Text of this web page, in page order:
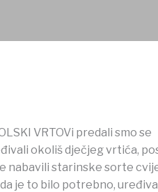
VRTOVi predali smo se
okoliš dječjeg vrtića,
nabavili starinske sorte
je to bilo potrebno,